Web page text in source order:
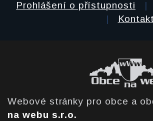
Prohlášení o přístupnosti |
|
Webové stránky pro obce a
na webu s.r.o.